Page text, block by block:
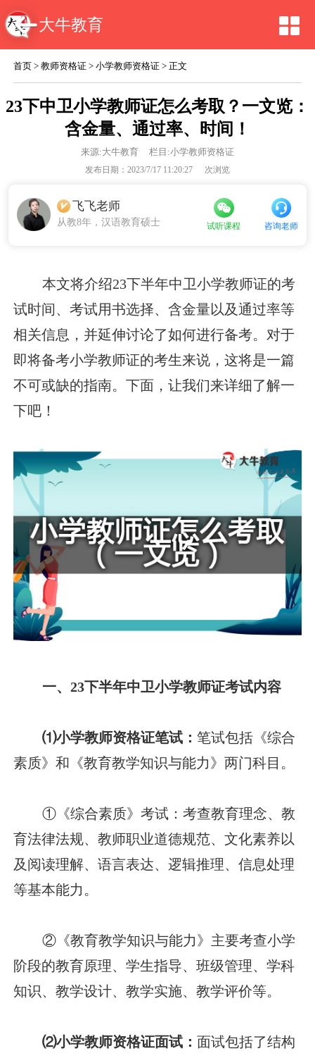
大牛教育
首页 >教师资格证 >小学教师资格证 > 正文
23下中卫小学教师证怎么考取？一文览：
含金量、通过率、时间！
来源:大牛教育 栏目:小学教师资格证
发布日期：2023/7/17 11:20:27 次浏览
飞飞老师
从教8年，汉语教育硕士 试听课程 咨询老师
本文将介绍23下半年中卫小学教师证的考
试时间、考试用书选择、含金量以及通过率等
相关信息，并延伸讨论了如何进行备考。对于
即将备考小学教师证的考生来说，这将是一篇
不可或缺的指南。下面，让我们来详细了解一
下吧！
一、23下半年中卫小学教师证考试内容
⑴小学教师资格证笔试：笔试包括《综合
素质》和《教育教学知识与能力》两门科目。
①《综合素质》考试：考查教育理念、教
育法律法规、教师职业道德规范、文化素养以
及阅读理解、语言表达、逻辑推理、信息处理
等基本能力。
②《教育教学知识与能力》主要考查小学
阶段的教育原理、学生指导、班级管理、学科
知识、教学设计、教学实施、教学评价等。
⑵小学教师资格证面试：面试包括了结构